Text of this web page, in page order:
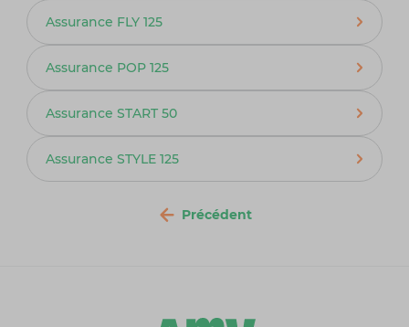
Assurance FLY 125
Assurance POP 125
Assurance START 50
Assurance STYLE 125
Précédent